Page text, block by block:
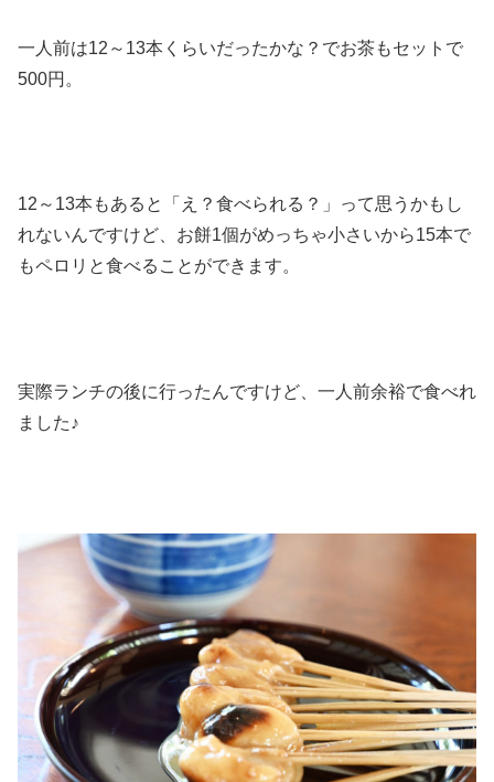
一人前は12～13本くらいだったかな？でお茶もセットで
500円。
12～13本もあると「え？食べられる？」って思うかもし
れないんですけど、お餅1個がめっちゃ小さいから15本で
もペロリと食べることができます。
実際ランチの後に行ったんですけど、一人前余裕で食べれ
ました♪